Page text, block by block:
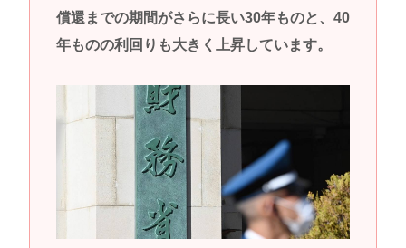
償還までの期間がさらに長い30年ものと、40
年ものの利回りも大きく上昇しています。